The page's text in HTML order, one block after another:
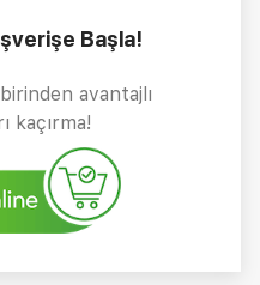
Başla!
avantajlı
kaçırma!